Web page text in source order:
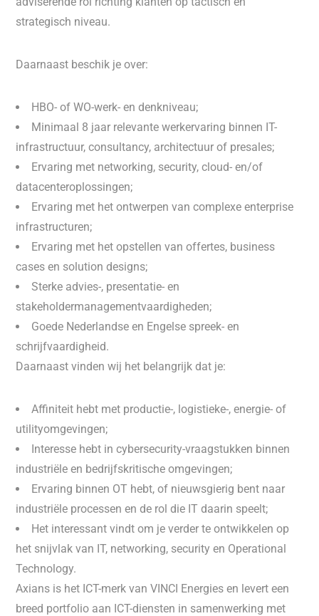
strategisch niveau.
Daarnaast beschik je over:
HBO- of WO-werk- en denkniveau;
Minimaal 8 jaar relevante werkervaring binnen IT-
infrastructuur, consultancy, architectuur of presales;
Ervaring met networking, security, cloud- en/of
datacenteroplossingen;
Ervaring met het ontwerpen van complexe enterprise
infrastructuren;
Ervaring met het opstellen van offertes, business
cases en solution designs;
Sterke advies-, presentatie- en
stakeholdermanagementvaardigheden;
Goede Nederlandse en Engelse spreek- en
schrijfvaardigheid.
Daarnaast vinden wij het belangrijk dat je:
Affiniteit hebt met productie-, logistieke-, energie- of
utilityomgevingen;
Interesse hebt in cybersecurity-vraagstukken binnen
industriële en bedrijfskritische omgevingen;
Ervaring binnen OT hebt, of nieuwsgierig bent naar
industriële processen en de rol die IT daarin speelt;
Het interessant vindt om je verder te ontwikkelen op
het snijvlak van IT, networking, security en Operational
Technology.
Axians is het ICT-merk van VINCI Energies en levert een
breed portfolio aan ICT-diensten in samenwerking met